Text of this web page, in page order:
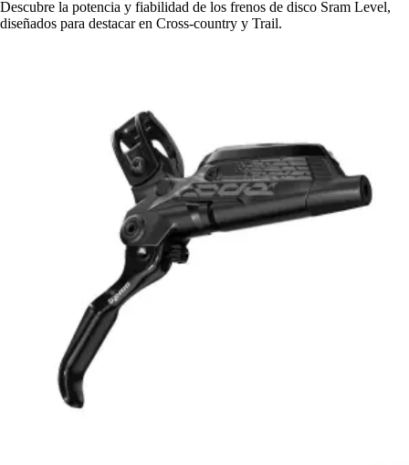
Descubre la potencia y fiabilidad de los frenos de disco Sram Level,
diseñados para destacar en Cross-country y Trail.